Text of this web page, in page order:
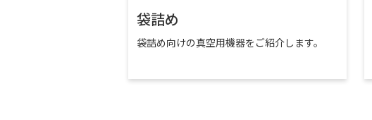
袋詰め
袋詰め向けの真空用機器をご紹介します。